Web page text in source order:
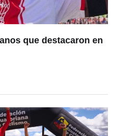
que destacaron en